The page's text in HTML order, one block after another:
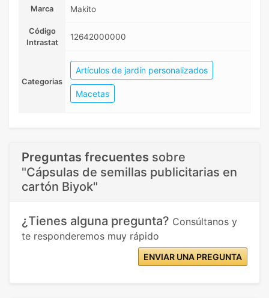
Marca Makito
Código
Intrastat
12642000000
Categorias
Artículos de jardín personalizados
Macetas
Preguntas frecuentes sobre
"Cápsulas de semillas publicitarias en
cartón Biyok"
¿Tienes alguna pregunta? Consúltanos y
te responderemos muy rápido
ENVIAR UNA PREGUNTA